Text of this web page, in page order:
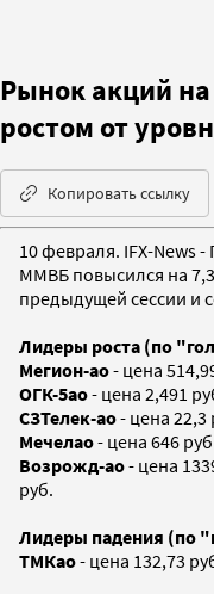
Рынок акций
ростом от
Копировать ссылку
10 февраля. IFX-News
ММВБ повысился на
предыдущей сессии и
Лидеры роста (по
Мегион-ао- цена
ОГК-5ао- цена 2,491
СЗТелек-ао- цена 22,3
Мечелао- цена 646
Возрожд-ао- цена
руб.
Лидеры падения (по
ТМКао- цена 132,73